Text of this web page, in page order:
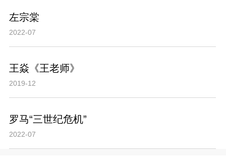
左宗棠
2022-07
王焱《王老师》
2019-12
罗马“三世纪危机”
2022-07